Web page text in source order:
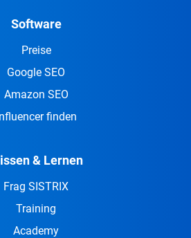
Software
Preise
Google SEO
Amazon SEO
finden
& Lernen
Frag SISTRIX
Training
Academy